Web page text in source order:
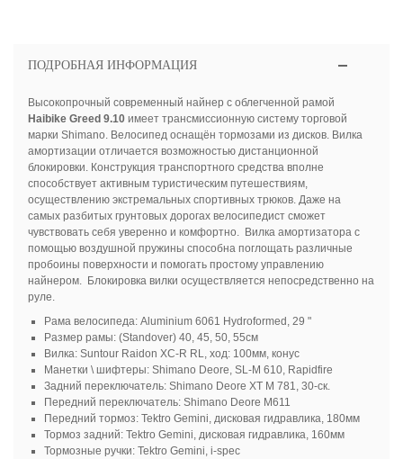
ПОДРОБНАЯ ИНФОРМАЦИЯ
Высокопрочный современный найнер с облегченной рамой
Haibike Greed9.10имеет трансмиссионную систему торговой
марки Shimano. Велосипед оснащён тормозами из дисков. Вилка
амортизации отличается возможностью дистанционной
блокировки. Конструкция транспортного средства вполне
способствует активным туристическим путешествиям,
осуществлению экстремальных спортивных трюков. Даже на
самых разбитых грунтовых дорогах велосипедист сможет
чувствовать себя уверенно и комфортно. Вилка амортизатора с
помощью воздушной пружины способна поглощать различные
пробоины поверхности и помогать простому управлению
найнером. Блокировка вилки осуществляется непосредственно на
руле.
Рама велосипеда: Aluminium 6061 Hydroformed, 29 "
Размер рамы: (Standover) 40, 45, 50, 55см
Вилка: Suntour Raidon XC-R RL, ход: 100мм, конус
Манетки \ шифтеры: Shimano Deore, SL-M 610, Rapidfire
Задний переключатель: Shimano Deore XT M 781, 30-ск.
Передний переключатель: Shimano Deore M611
Передний тормоз: Tektro Gemini, дисковая гидравлика, 180мм
Тормоз задний: Tektro Gemini, дисковая гидравлика, 160мм
Тормозные ручки: Tektro Gemini, i-spec